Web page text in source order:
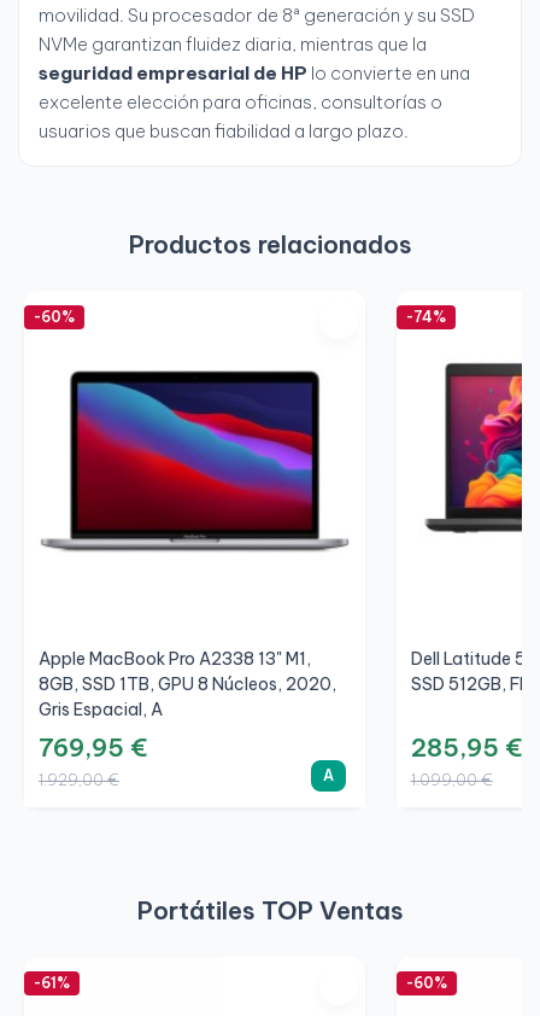
movilidad. Su procesador de 8ª generación y su SSD
NVMe garantizan fluidez diaria, mientras que la
seguridad empresarial de HP lo convierte en una
excelente elección para oficinas, consultorías o
usuarios que buscan fiabilidad a largo plazo.
Productos relacionados
-60%
Apple MacBook Pro A2338 13" M1,
8GB, SSD 1TB, GPU 8 Núcleos, 2020,
Gris Espacial, A
769,95 €
1.929,00 € A
-74%
Dell Latitude
SSD 512GB,
285,95 €
1.099,00 €
Portátiles TOP Ventas
-61% -60%